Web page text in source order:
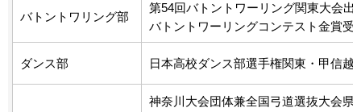
バトントワリング部
第54回バトントワーリング関東大会出
バトントワーリングコンテスト金賞受
ダンス部 日本高校ダンス部選手権関東・甲信越
神奈川大会団体兼全国弓道選抜大会県